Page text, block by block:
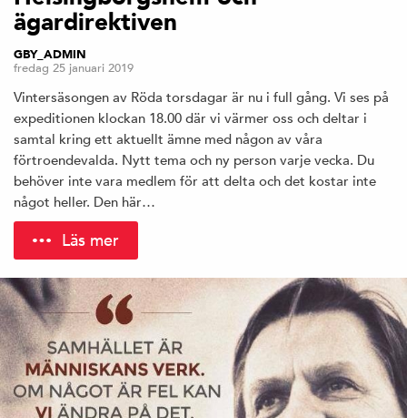
ägardirektiven
GBY_ADMIN
fredag 25 januari 2019
Vintersäsongen av Röda torsdagar är nu i full gång. Vi ses på
expeditionen klockan 18.00 där vi värmer oss och deltar i
samtal kring ett aktuellt ämne med någon av våra
förtroendevalda. Nytt tema och ny person varje vecka. Du
behöver inte vara medlem för att delta och det kostar inte
något heller. Den här…
Läs mer